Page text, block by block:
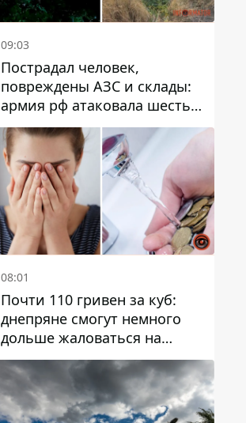
09:03
Пострадал человек,
повреждены АЗС и склады:
армия рф атаковала шесть
районов Днепропетровской
области
08:01
Почти 110 гривен за куб:
днепряне смогут немного
дольше жаловаться на
запланированные тарифы
на воду на 2027 год